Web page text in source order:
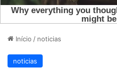
Início / noticias
noticias